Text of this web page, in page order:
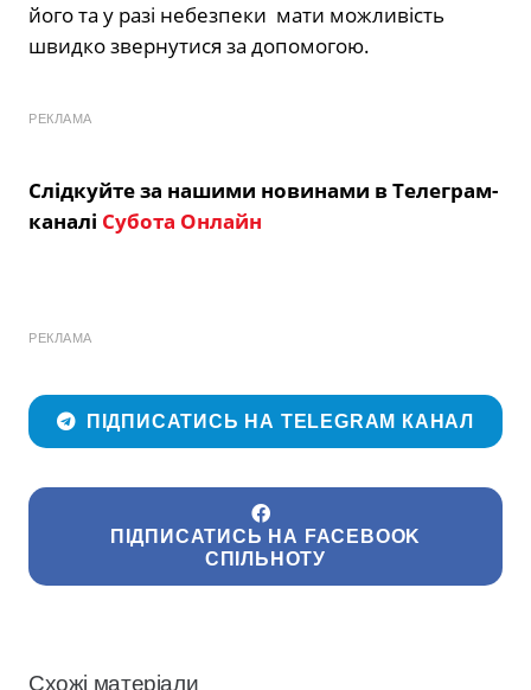
його та у разі небезпеки мати можливість
швидко звернутися за допомогою.
РЕКЛАМА
Слідкуйте за нашими новинами в Телеграм-
каналі Субота Онлайн
РЕКЛАМА
ПІДПИСАТИСЬ НА TELEGRAM КАНАЛ
ПІДПИСАТИСЬ НА FACEBOOK
СПІЛЬНОТУ
Схожі матеріали